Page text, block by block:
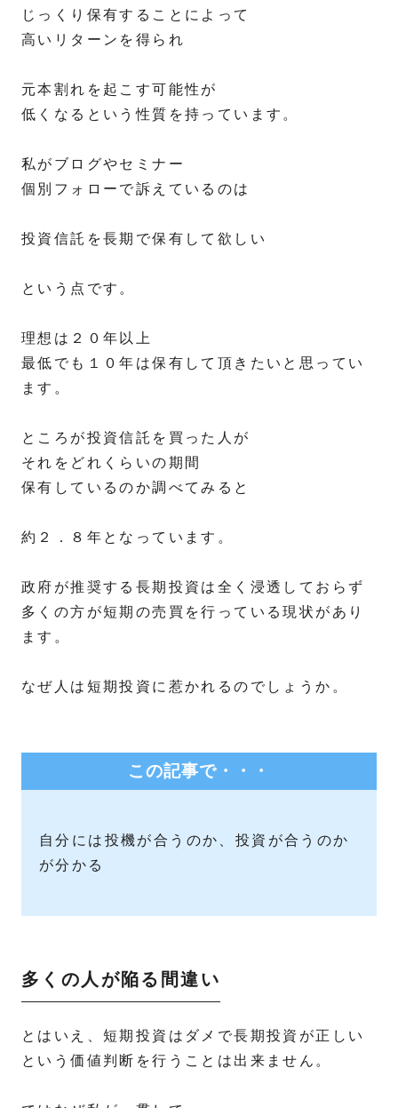
じっくり保有することによって
高いリターンを得られ
元本割れを起こす可能性が
低くなるという性質を持っています。
私がブログやセミナー
個別フォローで訴えているのは
投資信託を長期で保有して欲しい
という点です。
理想は２０年以上
最低でも１０年は保有して頂きたいと思ってい
ます。
ところが投資信託を買った人が
それをどれくらいの期間
保有しているのか調べてみると
約２．８年となっています。
政府が推奨する長期投資は全く浸透しておらず
多くの方が短期の売買を行っている現状があり
ます。
なぜ人は短期投資に惹かれるのでしょうか。
この記事で・・・
自分には投機が合うのか、投資が合うのか
が分かる
多くの人が陥る間違い
とはいえ、短期投資はダメで長期投資が正しい
という価値判断を行うことは出来ません。